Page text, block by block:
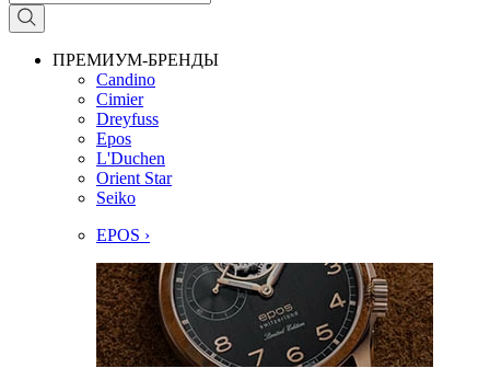
ПРЕМИУМ-БРЕНДЫ
Candino
Cimier
Dreyfuss
Epos
L'Duchen
Orient Star
Seiko
EPOS ›